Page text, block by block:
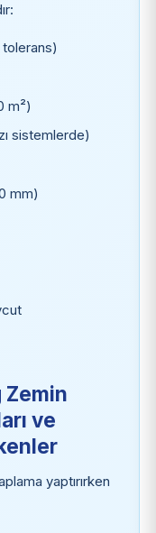
m²)
sistemlerde)
mm)
ve
yaptırırken